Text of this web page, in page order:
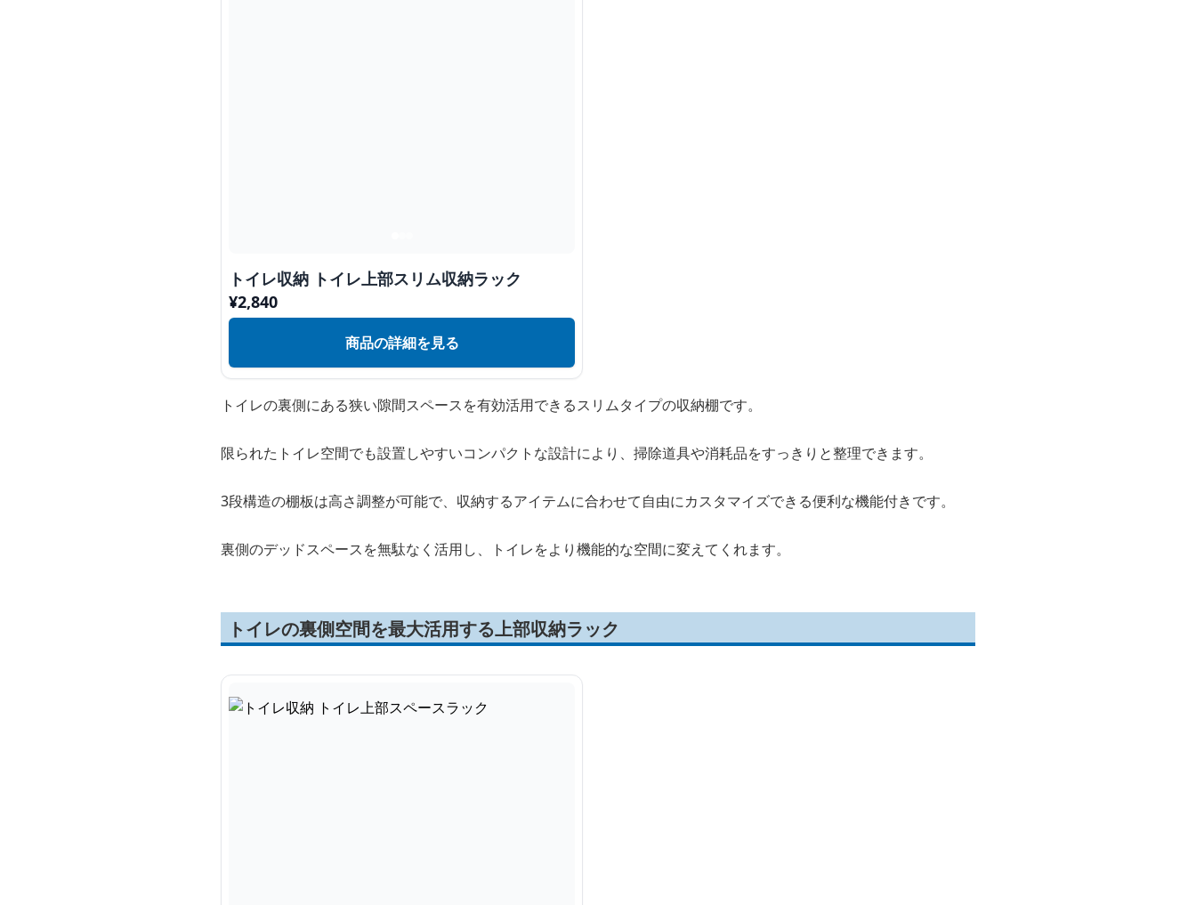
トイレ収納 トイレ上部スリム収納ラック
¥2,840
商品の詳細を見る
トイレの裏側にある狭い隙間スペースを有効活用できるスリムタイプの収納棚です。
限られたトイレ空間でも設置しやすいコンパクトな設計により、掃除道具や消耗品をすっきりと整理できます。
3段構造の棚板は高さ調整が可能で、収納するアイテムに合わせて自由にカスタマイズできる便利な機能付きです。
裏側のデッドスペースを無駄なく活用し、トイレをより機能的な空間に変えてくれます。
トイレの裏側空間を最大活用する上部収納ラック